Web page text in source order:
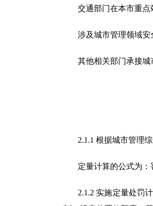
交通部门在本市重点站
涉及城市管理领域安全
其他相关部门承接城市
2.1.1 根据城市管理综
定量计算的公式为：罚
2.1.2 实施定量处罚计